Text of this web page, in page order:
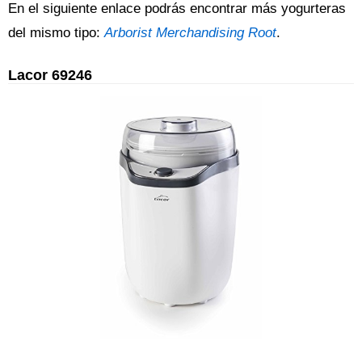
En el siguiente enlace podrás encontrar más yogurteras
del mismo tipo:Arborist Merchandising Root.
Lacor 69246